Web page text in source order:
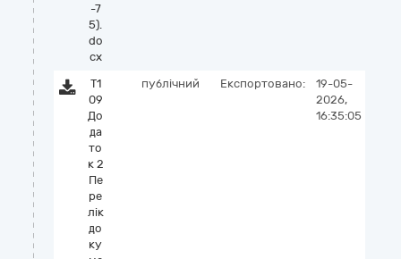
-7
5).
do
cx
Т1
09
До
да
то
к 2
Пе
ре
лік
до
ку
публічний Експортовано:
19-05-
2026,
16:35:05